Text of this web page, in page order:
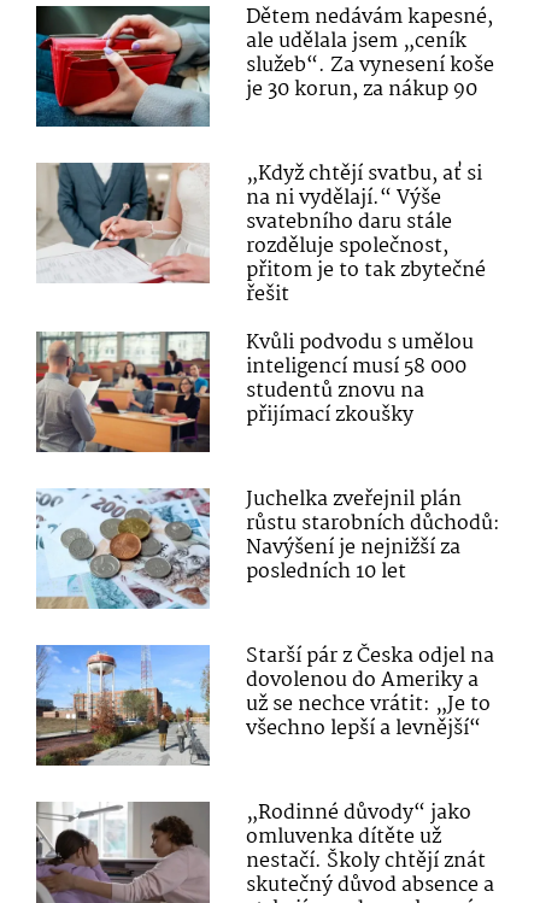
Dětem nedávám kapesné,
ale udělala jsem „ceník
služeb“. Za vynesení koše
je 30 korun, za nákup 90
„Když chtějí svatbu, ať si
na ni vydělají.“ Výše
svatebního daru stále
rozděluje společnost,
přitom je to tak zbytečné
řešit
Kvůli podvodu s umělou
inteligencí musí 58 000
studentů znovu na
přijímací zkoušky
Juchelka zveřejnil plán
růstu starobních důchodů:
Navýšení je nejnižší za
posledních 10 let
Starší pár z Česka odjel na
dovolenou do Ameriky a
už se nechce vrátit: „Je to
všechno lepší a levnější“
„Rodinné důvody“ jako
omluvenka dítěte už
nestačí. Školy chtějí znát
skutečný důvod absence a